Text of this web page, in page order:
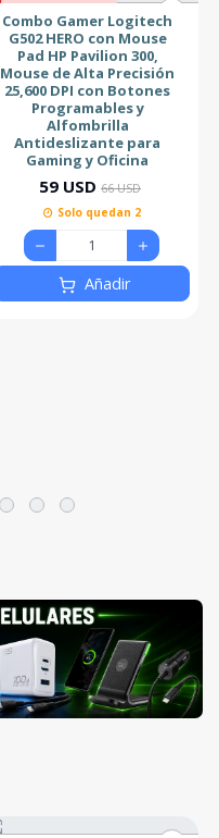
Combo Gamer Logitech
G502 HERO con Mouse
Pad HP Pavilion 300,
Mouse de Alta Precisión
25,600 DPI con Botones
Programables y
Alfombrilla
Antideslizante para
Gaming y Oficina
59 USD 66 USD
Solo quedan 2
Añadir